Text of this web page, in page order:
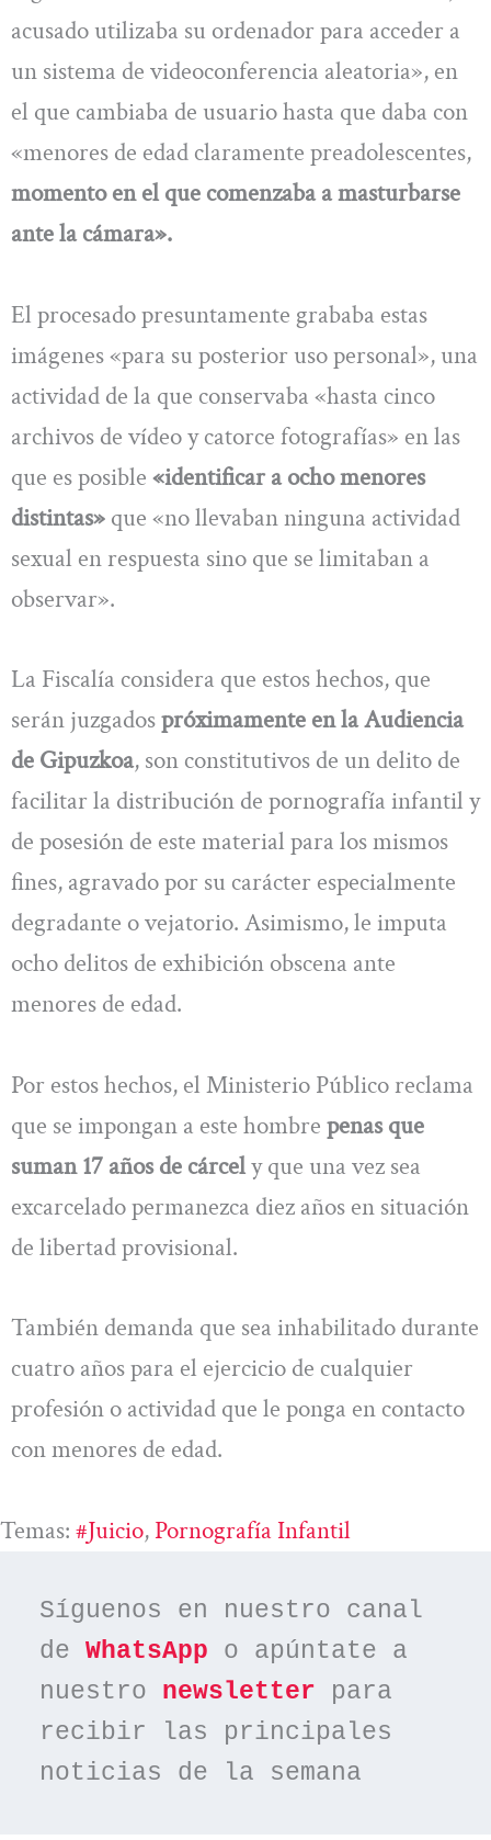
acusado utilizaba su ordenador para acceder a
un sistema de videoconferencia aleatoria», en
el que cambiaba de usuario hasta que daba con
«menores de edad claramente preadolescentes,
momento en el que comenzaba a masturbarse
ante la cámara».
El procesado presuntamente grababa estas
imágenes «para su posterior uso personal», una
actividad de la que conservaba «hasta cinco
archivos de vídeo y catorce fotografías» en las
que es posible «identificar a ocho menores
distintas» que «no llevaban ninguna actividad
sexual en respuesta sino que se limitaban a
observar».
La Fiscalía considera que estos hechos, que
serán juzgadospróximamente en la Audiencia
de Gipuzkoa, son constitutivos de un delito de
facilitar la distribución de pornografía infantil y
de posesión de este material para los mismos
fines, agravado por su carácter especialmente
degradante o vejatorio. Asimismo, le imputa
ocho delitos de exhibición obscena ante
menores de edad.
Por estos hechos, el Ministerio Público reclama
que se impongan a este hombre penas que
suman 17 años de cárcely que una vez sea
excarcelado permanezca diez años en situación
de libertad provisional.
También demanda que sea inhabilitado durante
cuatro años para el ejercicio de cualquier
profesión o actividad que le ponga en contacto
con menores de edad.
Temas: #juicio, Pornografía Infantil
Síguenos en nuestro canal
de WhatsApp o apúntate a
nuestro newsletter para
recibir las principales
noticias de la semana